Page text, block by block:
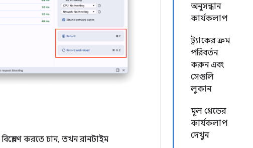
অনুসন্ধান
কার্যকলাপ
ট্র্যাকের ক্রম
পরিবর্তন
করুন এবং
সেগুলি
লুকান
মূল থ্রেডের
কার্যকলাপ
দেখুন
করতে চান, তখন রানটাইম